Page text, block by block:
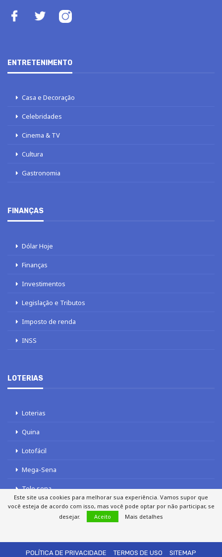
ENTRETENIMENTO
Casa e Decoração
Celebridades
Cinema & TV
Cultura
Gastronomia
FINANÇAS
Dólar Hoje
Finanças
Investimentos
Legislação e Tributos
Imposto de renda
INSS
LOTERIAS
Loterias
Quina
Lotofácil
Mega-Sena
Tele sena
POLÍTICA DE PRIVACIDADE
TERMOS DE USO SITEMAP
Este site usa cookies para melhorar sua experiência. Vamos supor que
você esteja de acordo com isso, mas você pode optar por não participar, se
desejar.
Aceito Mais detalhes